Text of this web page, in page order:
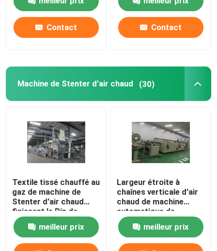
Contact Contact
Machine de Stenter d'air chaud (30)
Textile tissé chauffé au
gaz de machine de
Stenter d'air chaud
finissant le Pin de
Stenter/agrafe
combinésmeilleur prix
Largeur étroite à
chaînes verticale d'air
chaud de machine
automatique de
Stenter adaptée aux
besoins du client
meilleur prix